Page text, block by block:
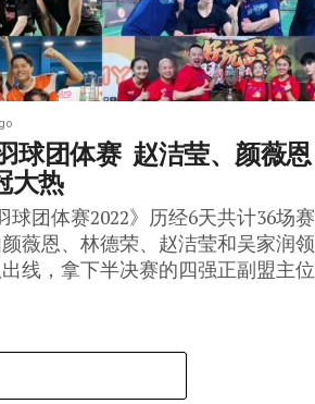
球团体赛  赵洁莹、颜薇恩
大热
球团体赛2022》历经6天共计36场赛
薇恩、林德荣、赵洁莹和吴家润领
线，拿下半决赛的四强正副盟主位